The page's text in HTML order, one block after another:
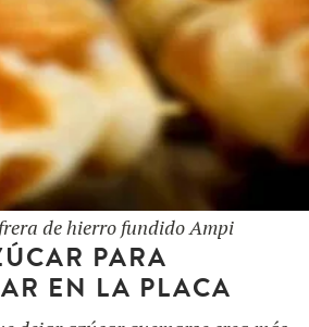
de hierro fundido Ampi
PARA
EN LA PLACA